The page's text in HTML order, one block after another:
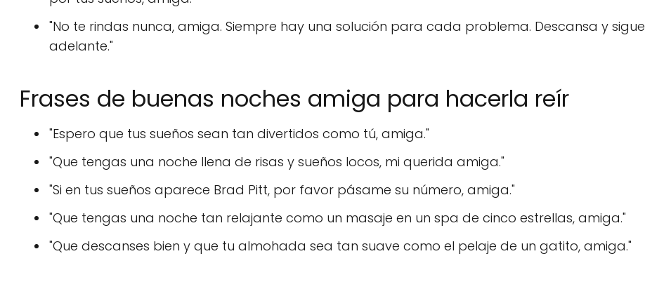
"No te rindas nunca, amiga. Siempre hay una solución para cada problema. Descansa y sigue
adelante."
Frases de buenas noches amiga para hacerla reír
"Espero que tus sueños sean tan divertidos como tú, amiga."
"Que tengas una noche llena de risas y sueños locos, mi querida amiga."
"Si en tus sueños aparece Brad Pitt, por favor pásame su número, amiga."
"Que tengas una noche tan relajante como un masaje en un spa de cinco estrellas, amiga."
"Que descanses bien y que tu almohada sea tan suave como el pelaje de un gatito, amiga."